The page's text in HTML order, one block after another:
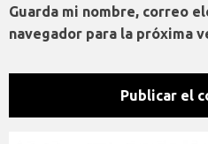
Guarda mi nombre, correo
navegador para la próxima